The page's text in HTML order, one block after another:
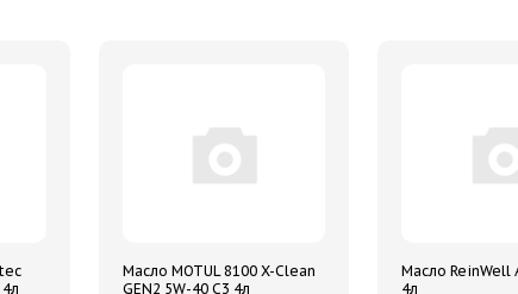
Масло MOTUL 8100 X-Clean
GEN2 5W-40 C3 4л
Масло ReinWell
4л